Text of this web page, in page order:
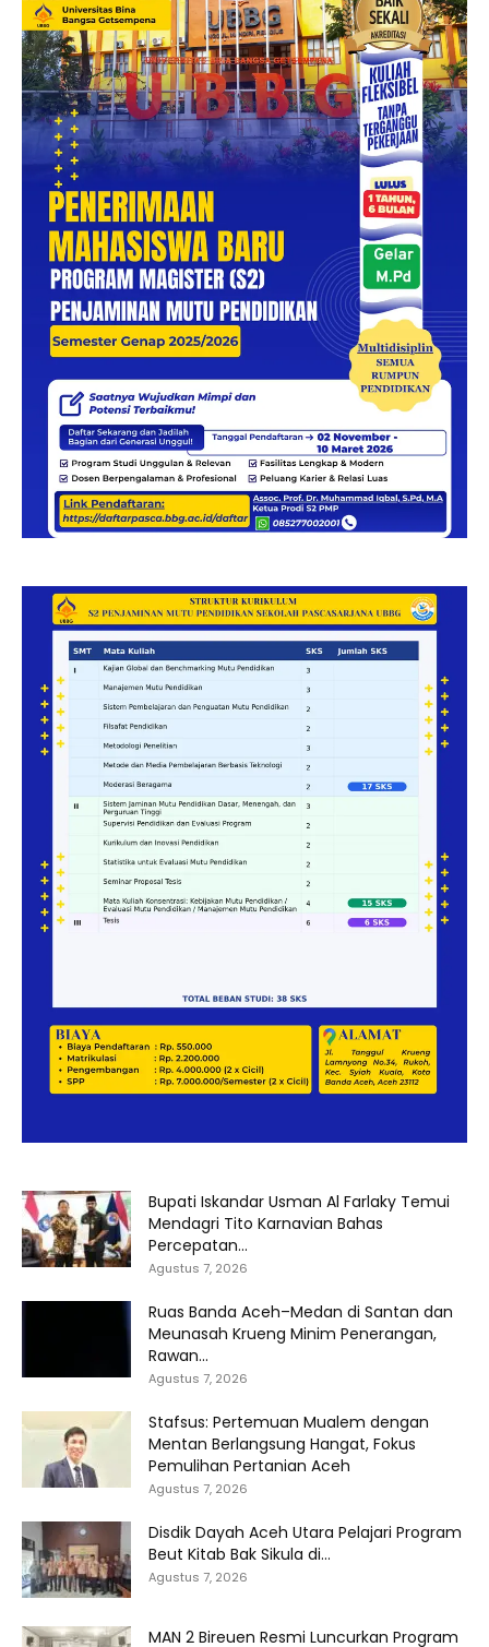
Bupati Iskandar Usman Al Farlaky Temui
Mendagri Tito Karnavian Bahas
Percepatan...
Agustus 7, 2026
Ruas Banda Aceh–Medan di Santan dan
Meunasah Krueng Minim Penerangan,
Rawan...
Agustus 7, 2026
Stafsus: Pertemuan Mualem dengan
Mentan Berlangsung Hangat, Fokus
Pemulihan Pertanian Aceh
Agustus 7, 2026
Disdik Dayah Aceh Utara Pelajari Program
Beut Kitab Bak Sikula di...
Agustus 7, 2026
MAN 2 Bireuen Resmi Luncurkan Program